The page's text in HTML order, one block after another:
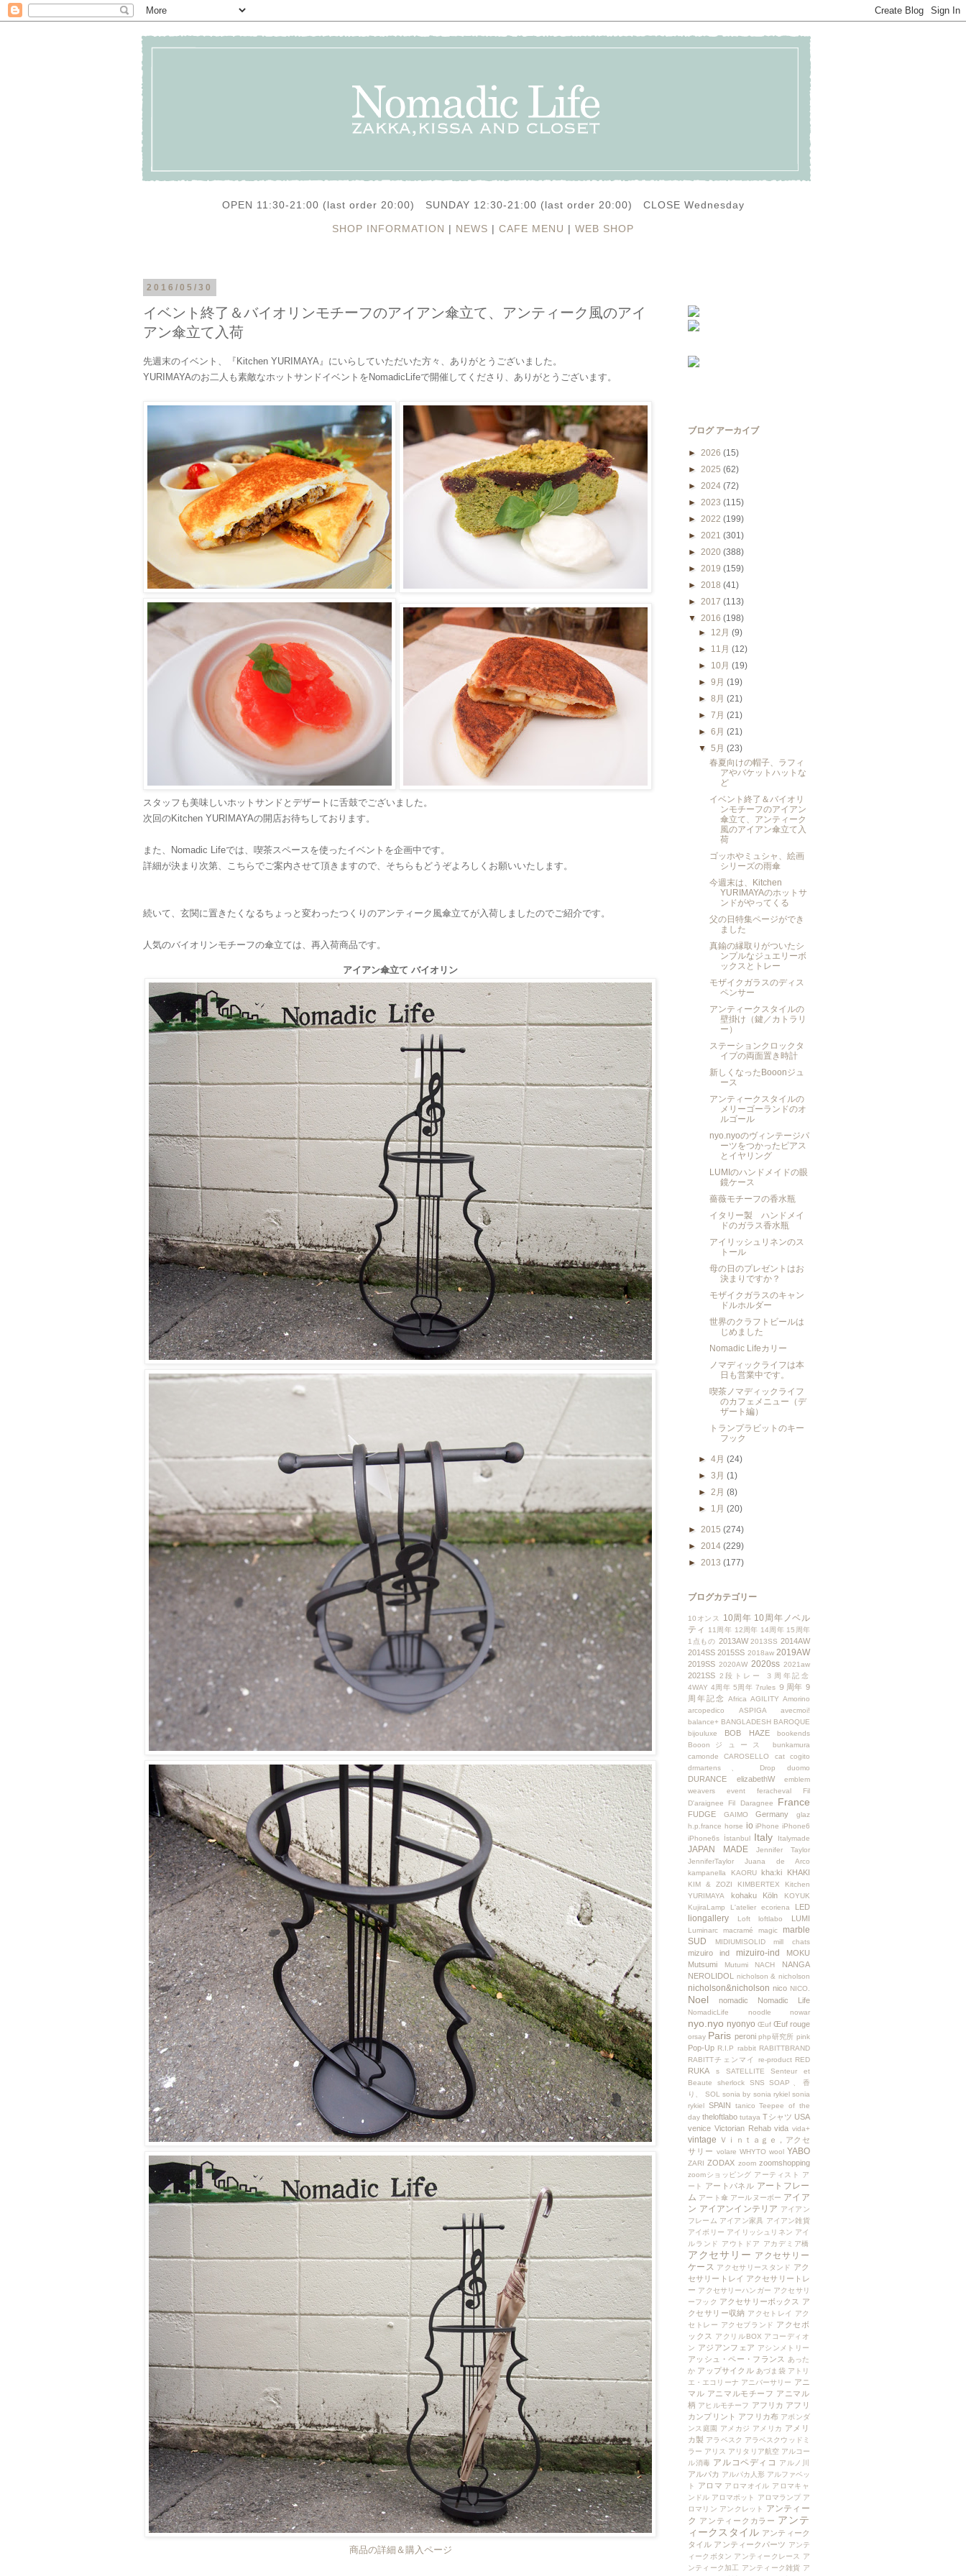
OPEN 11:30-21:00 (last order 20:00) SUNDAY 12:30-21:00 (last order 20:00) CLOSE Wednesday
SHOP INFORMATION | NEWS | CAFE MENU | WEB SHOP
2016/05/30
イベント終了＆バイオリンモチーフのアイアン傘立て、アンティーク風のアイ
アン傘立て入荷
先週末のイベント、『Kitchen YURIMAYA』にいらしていただいた方々、ありがとうございました。
YURIMAYAのお二人も素敵なホットサンドイベントをNomadicLifeで開催してくださり、ありがとうございます。
スタッフも美味しいホットサンドとデザートに舌鼓でございました。
次回のKitchen YURIMAYAの開店お待ちしております。
また、Nomadic Lifeでは、喫茶スペースを使ったイベントを企画中です。
詳細が決まり次第、こちらでご案内させて頂きますので、そちらもどうぞよろしくお願いいたします。
続いて、玄関に置きたくなるちょっと変わったつくりのアンティーク風傘立てが入荷しましたのでご紹介です。
人気のバイオリンモチーフの傘立ては、再入荷商品です。
アイアン傘立て バイオリン
商品の詳細＆購入ページ
ブログ アーカイブ
► 2026 (15)
► 2025 (62)
► 2024 (72)
► 2023 (115)
► 2022 (199)
► 2021 (301)
► 2020 (388)
► 2019 (159)
► 2018 (41)
► 2017 (113)
▼ 2016 (198)
► 12月(9)
► 11月(12)
► 10月(19)
►9月(19)
►8月(21)
►7月(21)
►6月(21)
▼5月(23)
春夏向けの帽子、ラフィ
アやバケットハットな
ど
イベント終了＆バイオリ
ンモチーフのアイアン
傘立て、アンティーク
風のアイアン傘立て入
荷
ゴッホやミュシャ、絵画
シリーズの雨傘
今週末は、Kitchen
YURIMAYAのホットサ
ンドがやってくる
父の日特集ページができ
ました
真鍮の縁取りがついたシ
ンプルなジュエリーボ
ックスとトレー
モザイクガラスのディス
ペンサー
アンティークスタイルの
壁掛け（鍵／カトラリ
ー）
ステーションクロックタ
イプの両面置き時計
新しくなったBooonジュ
ース
アンティークスタイルの
メリーゴーランドのオ
ルゴール
nyo.nyoのヴィンテージパ
ーツをつかったピアス
とイヤリング
LUMIのハンドメイドの眼
鏡ケース
薔薇モチーフの香水瓶
イタリー製 ハンドメイ
ドのガラス香水瓶
アイリッシュリネンのス
トール
母の日のプレゼントはお
決まりですか？
モザイクガラスのキャン
ドルホルダー
世界のクラフトビールは
じめました
Nomadic Lifeカリー
ノマディックライフは本
日も営業中です。
喫茶ノマディックライフ
のカフェメニュー（デ
ザート編）
トランプラビットのキー
フック
►4月(24)
►3月(1)
►2月(8)
► 1月(20)
► 2015 (274)
► 2014 (229)
► 2013 (177)
ブログカテゴリー
10オンス 10周年 10周年ノベル
ティ
11周年 12周年 14周年 15周年
1点もの 2013AW 2013SS 2014AW
2014SS 2015SS 2018aw 2019AW
2019SS 2020AW 2020ss 2021aw
2021SS 2段トレー
３周年記念
4WAY 4周年 5周年 7rules ９周年 9
周年記念
Africa AGILITY Amorino
arcopedico
ASPIGA
avecmoi!
balance+ BANGLADESH BAROQUE
bijouluxe
BOB HAZE
bookends
Booonジュース
bunkamura
camonde
CAROSELLO cat
cogito
drmartens、
Drop duomo
DURANCE elizabethW
emblem
weavers
event feracheval
Fil
D'araignee
Fil Daragnee France
FUDGE GAIMO Germany
glaz
h.p.france horse io iPhone iPhone6
iPhone6s
İstanbul Italy Italymade
JAPAN MADE
Jennifer Taylor
JenniferTaylor
Juana de Arco
kampanella
KAORU kha:ki KHAKI
KIM & ZOZI KIMBERTEX
Kitchen
YURIMAYA
kohaku Köln
KOYUK
KujiraLamp
L'atelier ecoriena LED
liongallery Loft loftlabo LUMI
Luminarc macramé magic
marble
SUD
MIDIUMISOLID mill chats
mizuiro ind mizuiro-ind
MOKU
Mutsumi
Mutumi NACH
NANGA
NEROLIDOL
nicholson & nicholson
nicholson&nicholson nico NICO.
Noel nomadic Nomadic Life
NomadicLife noodle nowar
nyo.nyo nyonyo Œuf Œuf rouge
orsay Paris peroni php研究所 pink
Pop-Up R.I.P rabbit RABITTBRAND
RABITTチェンマイ
re-product RED
RUKA s SATELLITE
Senteur et
Beaute
sherlock SNS
SOAP、香
り、
SOL sonia by sonia rykiel sonia
rykiel SPAIN tanico Teepee of the
day theloftlabo tutaya Tシャツ USA
venice Victorian Rehab vida vida+
vintage Ｖｉｎｔａｇｅ，アクセ
サリー volare WHYTO wool YABO
ZARI ZODAX zoom zoomshopping
zoomショッピング アーティスト
ア
ート
アートパネル アートフレー
ム アート傘 アールヌーボー アイア
ン アイアンインテリア アイアン
フレーム アイアン家具 アイアン雑貨
アイボリー アイリッシュリネン アイ
ルランド
アウトドア アカデミア橋
アクセサリー アクセサリー
ケース アクセサリースタンド アク
セサリートレイ アクセサリートレ
ー アクセサリーハンガー アクセサリ
ーフック アクセサリーボックス ア
クセサリー収納 アクセトレイ
アク
セトレー アクセブランド アクセボ
ックス
アクリルBOX アコーディオ
ン アジアンフェア アシンメトリー
アッシュ・ペー・フランス
あった
か アップサイクル あづま袋 アトリ
エ・エコリーナ アニバーサリー アニ
マル アニマルモチーフ アニマル
柄 アヒルモチーフ アフリカ アフリ
カンプリント アフリカ布 アボンダ
ンス庭園
アメカジ アメリカ アメリ
カ製 アラベスク アラベスクウッドミ
ラー アリス アリタリア航空 アルコー
ル消毒 アルコペディコ アルノ川
アルパカ アルパカ人形 アルファベッ
ト
アロマ アロマオイル アロマキャ
ンドル アロマポット アロマランプ ア
ロマリン アンクレット
アンティー
ク アンティークカラー アンテ
ィークスタイル アンティーク
タイル アンティークパーツ アンテ
ィークボタン アンティークレース
ア
ンティーク加工 アンティーク雑貨 ア